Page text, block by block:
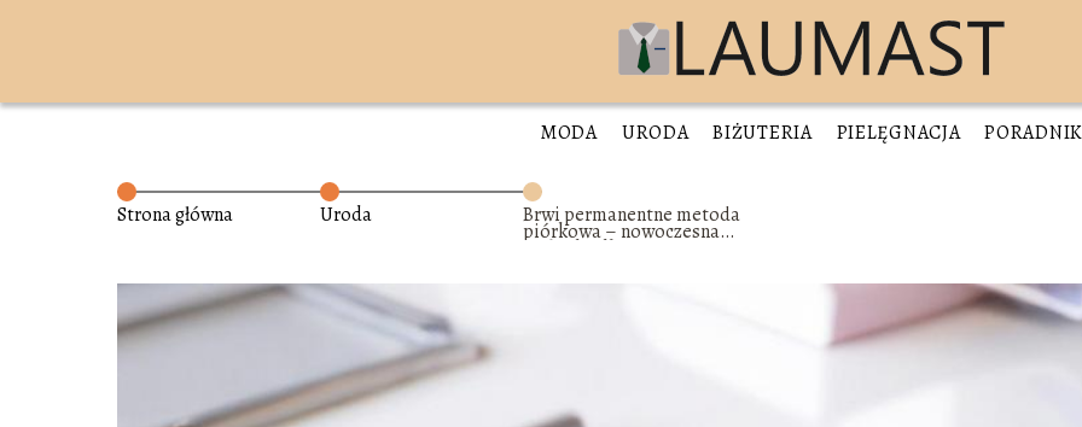
MODA URODA BIŻUTERIA PIELĘGNACJA PORADNIK
Strona główna Uroda Brwi permanentne metoda
piórkowa – nowoczesna
technika dla trwałego